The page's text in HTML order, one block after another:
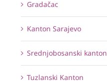
Gradačac
Kanton Sarajevo
Srednjobosanski kanton
Tuzlanski Kanton